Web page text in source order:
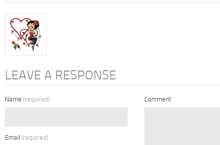
LEAVE A RESPONSE
Name (required)
Email (required)
Comment